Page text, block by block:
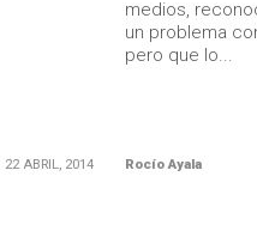
22 ABRIL, 2014
medios,
un problema
pero que lo...
Rocío Ayala